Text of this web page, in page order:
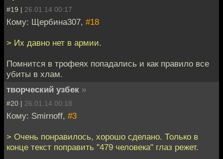
#19 | 26.01.14 00:17
Кому: Щербина307, #18
> Их давно нет в армии.
Помнится в трофеях попадались и как правило все
убиты в хлам.
творческий узбек »
#20 | 26.01.14 00:18
Кому: Smirnoff, #3
> Очень понравилось, хорошо сделано. Только в
конце текст поправить "479 человека" глаз режет.